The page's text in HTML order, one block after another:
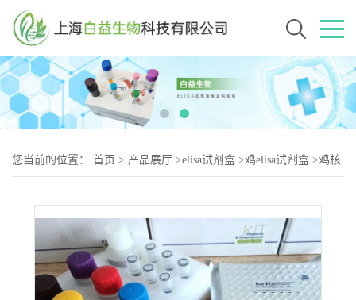
您当前的位置： 首页 > 产品展厅 >elisa试剂盒 >鸡elisa试剂盒 >鸡核